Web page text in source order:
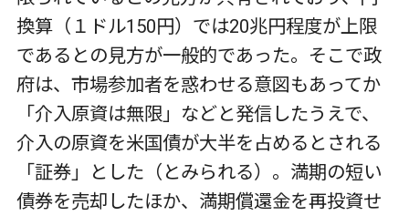
換算（１ドル150円）では20兆円程度が上限
であるとの見方が一般的であった。そこで政
府は、市場参加者を惑わせる意図もあってか
「介入原資は無限」などと発信したうえで、
介入の原資を米国債が大半を占めるとされる
「証券」とした（とみられる）。満期の短い
債券を売却したほか、満期償還金を再投資せ